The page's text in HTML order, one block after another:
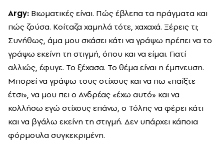
Argy: Βιωματικές είναι. Πώς έβλεπα τα πράγματα και
πώς ζούσα. Κοίταζα χαμηλά τότε, χαχαχά. Ξέρεις τι;
Συνήθως, άμα μου σκάσει κάτι να γράψω πρέπει να το
γράψω εκείνη τη στιγμή, όπου και να είμαι. Γιατί
αλλιώς, έφυγε. Το ξέχασα. Το θέμα είναι η έμπνευση.
Μπορεί να γράψω τους στίχους και να πω «παίξτε
έτσι», να μου πει ο Ανδρέας «έχω αυτό» και να
κολλήσω εγώ στίχους επάνω, ο Τόλης να φέρει κάτι
και να βγάλω εκείνη τη στιγμή. Δεν υπάρχει κάποια
φόρμουλα συγκεκριμένη.